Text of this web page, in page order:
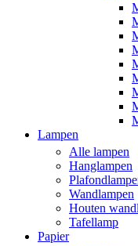
Lampen
Alle lampen
Hanglampen
Wandlampen
Houten
Tafellamp
Papier